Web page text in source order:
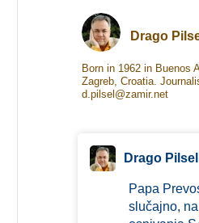
Drago
Born in 1962 in Buenos
Zagreb, Croatia.
d.pilsel@zamir.net
Drago Pilsel
Papa
slučajno,